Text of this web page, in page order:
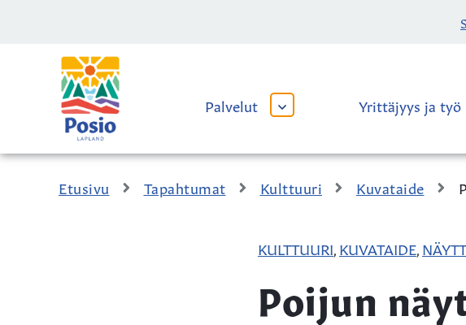
Kaupungin
logo
Palvelut
AVAA
ALAVALIKKO
Yrittäjyys ja työ
Etusivu Tapahtumat Kulttuuri Kuvataide
KULTTUURI KUVATAIDE
Poijun